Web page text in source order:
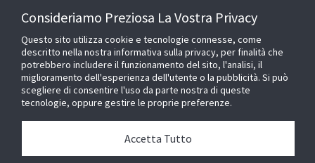
CITTADINANZA AZIENDALE GOVERNO DELLO STATO
Dichiarazione sull'Ucraina
Consideriamo Preziosa La Vostra Privacy
Questo sito utilizza cookie e tecnologie connesse, come
descritto nella nostra informativa sulla privacy, per finalità che
potrebbero includere il funzionamento del sito, l'analisi, il
miglioramento dell'esperienza dell'utente o la pubblicità. Si può
scegliere di consentire l'uso da parte nostra di queste
tecnologie, oppure gestire le proprie preferenze.
Accetta Tutto